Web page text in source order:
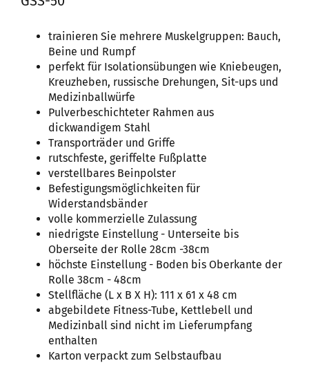
trainieren Sie mehrere Muskelgruppen: Bauch,
Beine und Rumpf
perfekt für Isolationsübungen wie Kniebeugen,
Kreuzheben, russische Drehungen, Sit-ups und
Medizinballwürfe
Pulverbeschichteter Rahmen aus
dickwandigem Stahl
Transporträder und Griffe
rutschfeste, geriffelte Fußplatte
verstellbares Beinpolster
Befestigungsmöglichkeiten für
Widerstandsbänder
volle kommerzielle Zulassung
niedrigste Einstellung - Unterseite bis
Oberseite der Rolle 28cm -38cm
höchste Einstellung - Boden bis Oberkante der
Rolle 38cm - 48cm
Stellfläche (L x B X H): 111 x 61 x 48 cm
abgebildete Fitness-Tube, Kettlebell und
Medizinball sind nicht im Lieferumpfang
enthalten
Karton verpackt zum Selbstaufbau